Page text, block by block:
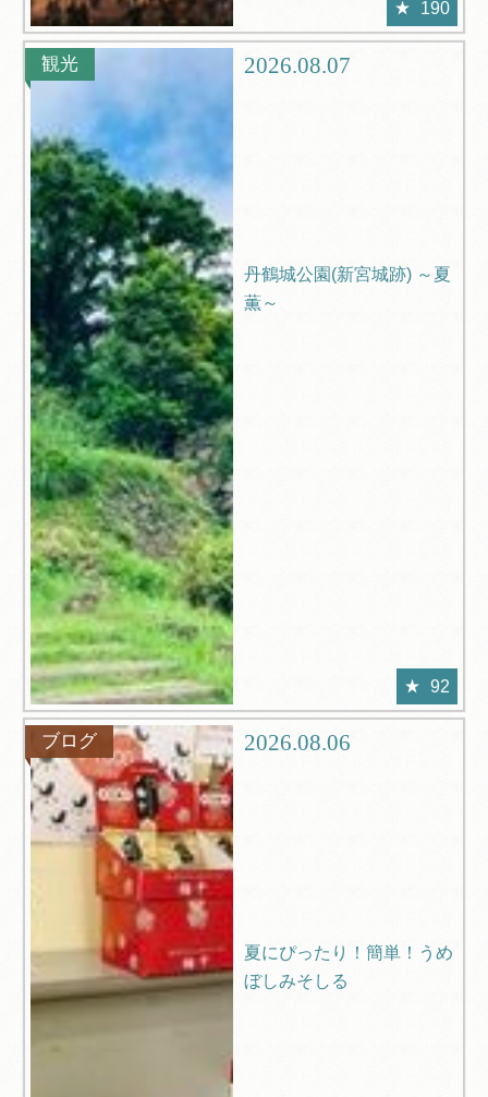
190
観光 2026.08.07
丹鶴城公園(新宮城跡) ～夏
薫～
92
ブログ 2026.08.06
夏にぴったり！簡単！うめ
ぼしみそしる